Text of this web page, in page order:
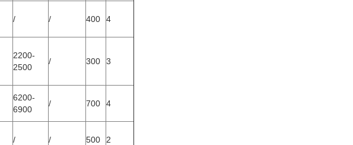
/ / 400 4
2200-
2500
/ 300 3
6200-
6900
/ 700 4
/ / 500 2